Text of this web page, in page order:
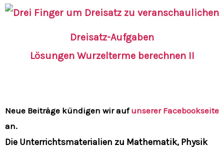
Dreisatz-Aufgaben
Lösungen Wurzelterme berechnen II
Neue Beiträge kündigen wir auf unserer Facebookseite
an.
Die Unterrichtsmaterialien zu Mathematik, Physik